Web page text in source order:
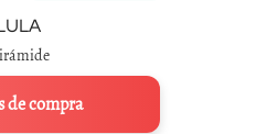
de compra